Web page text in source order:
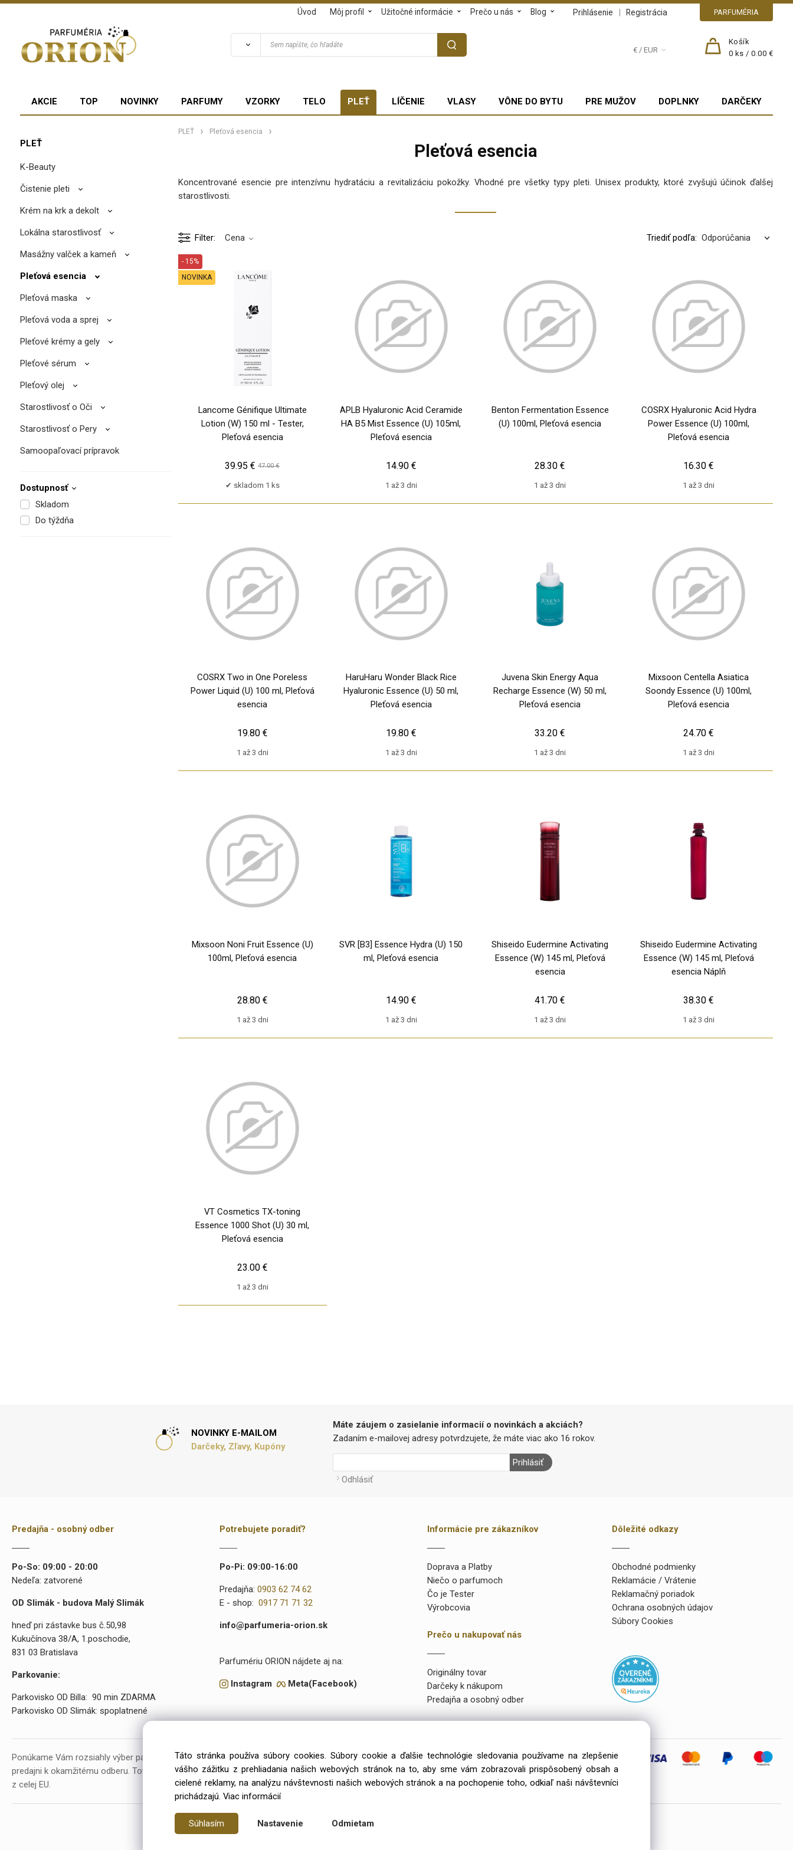
PARFUMÉRIA
Prihlásenie | Registrácia
Úvod Môj profil Užitočné informácie Prečo u nás Blog
€ / EUR
Košík
0 ks /0.00 €
AKCIE TOP NOVINKY PARFUMY VZORKY TELO PLEŤ LÍČENIE VLASY VÔNE DO BYTU PRE MUŽOV DOPLNKY DARČEKY
PLEŤ
K-Beauty
Čistenie pleti
Krém na krk a dekolt
Lokálna starostlivosť
Masážny valček a kameň
Pleťová esencia
Pleťová maska
Pleťová voda a sprej
Pleťové krémy a gely
Pleťové sérum
Pleťový olej
Starostlivosť o Oči
Starostlivosť o Pery
Samoopaľovací prípravok
Dostupnosť
Skladom
Do týždňa
PLEŤ Pleťová esencia
Pleťová esencia
Koncentrované esencie pre intenzívnu hydratáciu a revitalizáciu pokožky. Vhodné pre všetky typy pleti. Unisex produkty, ktoré zvyšujú účinok ďalšej
starostlivosti.
Filter Cena Triediť podľa:
Lancome Génifique Ultimate
Lotion (W) 150 ml - Tester,
Pleťová esencia
- 15%
NOVINKA
skladom 1 ks
39.95 € 47.00 €
APLB Hyaluronic Acid Ceramide
HA B5 Mist Essence (U) 105ml,
Pleťová esencia
1 až 3 dni
14.90 €
Benton Fermentation Essence
(U) 100ml, Pleťová esencia
1 až 3 dni
28.30 €
COSRX Hyaluronic Acid Hydra
Power Essence (U) 100ml,
Pleťová esencia
1 až 3 dni
16.30 €
COSRX Two in One Poreless
Power Liquid (U) 100 ml, Pleťová
esencia
1 až 3 dni
19.80 €
HaruHaru Wonder Black Rice
Hyaluronic Essence (U) 50 ml,
Pleťová esencia
1 až 3 dni
19.80 €
Juvena Skin Energy Aqua
Recharge Essence (W) 50 ml,
Pleťová esencia
1 až 3 dni
33.20 €
Mixsoon Centella Asiatica
Soondy Essence (U) 100ml,
Pleťová esencia
1 až 3 dni
24.70 €
Mixsoon Noni Fruit Essence (U)
100ml, Pleťová esencia
1 až 3 dni
28.80 €
SVR [B3] Essence Hydra (U) 150
ml, Pleťová esencia
1 až 3 dni
14.90 €
Shiseido Eudermine Activating
Essence (W) 145 ml, Pleťová
esencia
1 až 3 dni
41.70 €
Shiseido Eudermine Activating
Essence (W) 145 ml, Pleťová
esencia Náplň
1 až 3 dni
38.30 €
VT Cosmetics TX-toning
Essence 1000 Shot (U) 30 ml,
Pleťová esencia
1 až 3 dni
23.00 €
NOVINKY E-MAILOM
Darčeky, Zľavy, Kupóny
Máte záujem o zasielanie informacií o novinkách a akciách?
Zadaním e-mailovej adresy potvrdzujete, že máte viac ako 16 rokov.
Prihlásiť
Odhlásiť
Predajňa - osobný odber
Po-So: 09:00 - 20:00
Nedeľa: zatvorené
OD Slimák - budova Malý Slimák
hneď pri zástavke bus č.50,98
Kukučínova 38/A, 1.poschodie,
831 03 Bratislava
Parkovanie:
Parkovisko OD Billa: 90 min ZDARMA
Parkovisko OD Slimák: spoplatnené
Potrebujete poradiť?
Po-Pi: 09:00-16:00
Predajňa:0903 62 74 62
E - shop:0917 71 71 32
info@parfumeria-orion.sk
Parfumériu ORION nájdete aj na:
Instagram Meta(Facebook)
Informácie pre zákazníkov
Doprava a Platby
Niečo o parfumoch
Čo je Tester
Výrobcovia
Prečo u nakupovať nás
Originálny tovar
Darčeky k nákupom
Predajňa a osobný odber
Dôležité odkazy
Obchodné podmienky
Reklamácie / Vrátenie
Reklamačný poriadok
Ochrana osobných údajov
Súbory Cookies
Ponúkame Vám rozsiahly výber parfumov a kozmetiky. V našej ponuke máme takmer 15 000 rôznych položiek a vyše 2000 priamo na
predajni k okamžitému odberu. Tovar objednávame už od roku 2099 výlučne iba u preverených a kvalitných veľkoobchodných dodávateľov
z celej EU.
Copyright © 2026 Parfumeria ORION, All rights reserved
Táto stránka používa súbory cookies. Súbory cookie a ďalšie technológie sledovania používame na zlepšenie
vášho zážitku z prehliadania našich webových stránok na to, aby sme vám zobrazovali prispôsobený obsah a
cielené reklamy, na analýzu návštevnosti našich webových stránok a na pochopenie toho, odkiaľ naši návštevníci
prichádzajú. Viac informácií
Súhlasím Nastavenie Odmietam